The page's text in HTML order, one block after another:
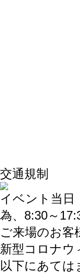
交通規制
イベント当日
為、 8:30～
ご来場のお客
新型コロナウ
以下にあて